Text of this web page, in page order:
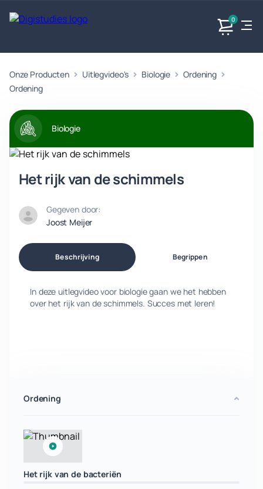
0
Exacte
vakken
Geen
vakken.
Taalvakken
vakken.
MaatschappijvakkenProducten
Onze Producten Uitlegvideo's Biologie
Ordening
Ordening
Biologie
Het rijk van de schimmels
Gegeven door:
Joost Meijer
Beschrijving Begrippen
In deze uitlegvideo voor biologie gaan we het hebben
over het rijk van de schimmels. Succes met leren!
Ordening
Het rijk van de bacteriën